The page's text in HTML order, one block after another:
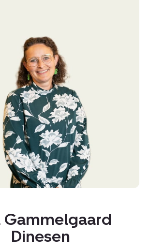
Gammelgaard
Dinesen